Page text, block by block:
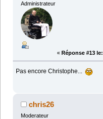
Administrateur
« Réponse #13 le:
Pas encore Christophe...
chris26
Moderateur